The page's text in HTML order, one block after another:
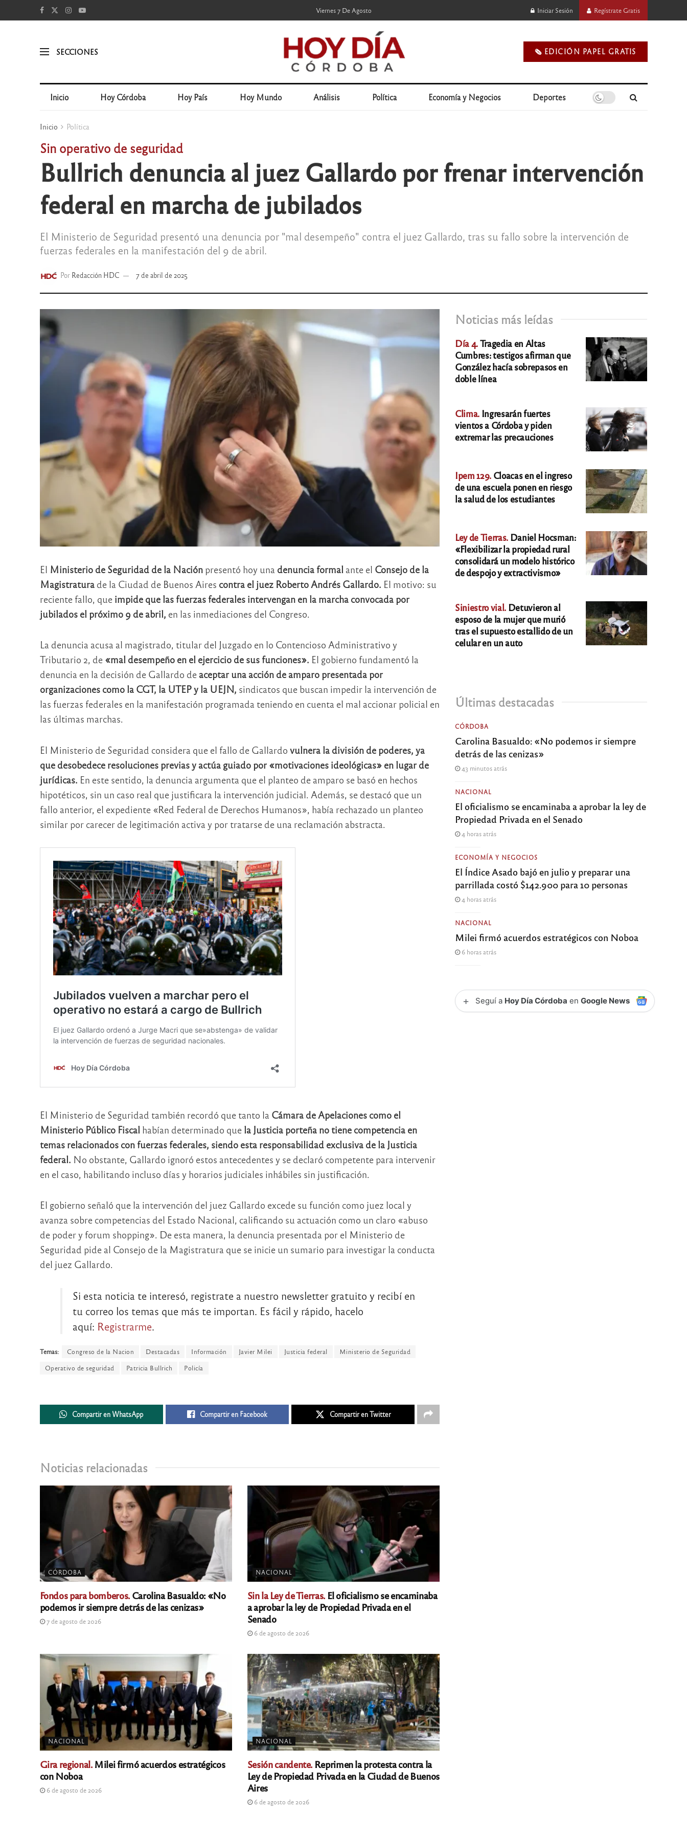
Viernes 7 De Agosto Iniciar Sesión Regístrate Gratis
SECCIONES 🗞️ EDICIÓN PAPEL GRATIS
Inicio Hoy Córdoba Hoy País Hoy Mundo Análisis Política Economía y Negocios Deportes
Inicio Política
Sin operativo de seguridad
Bullrich denuncia al juez Gallardo por frenar intervención
federal en marcha de jubilados
El Ministerio de Seguridad presentó una denuncia por "mal desempeño" contra el juez Gallardo, tras su fallo sobre la intervención de
fuerzas federales en la manifestación del 9 de abril.
Por Redacción HDC 7 de abril de 2025
El Ministerio de Seguridad de la Naciónpresentó hoy una denuncia formal ante el Consejo de la
Magistraturade la Ciudad de Buenos Aires contra el juez Roberto Andrés Gallardo. El motivo: su
reciente fallo, que impide que las fuerzas federales intervengan en la marcha convocada por
jubilados el próximo 9 de abril, en las inmediaciones del Congreso.
La denuncia acusa al magistrado, titular del Juzgado en lo Contencioso Administrativo y
Tributario 2, de «mal desempeño en el ejercicio de sus funciones». El gobierno fundamentó la
denuncia en la decisión de Gallardo de aceptar una acción de amparo presentada por
organizaciones como la CGT, la UTEP y la UEJN, sindicatos que buscan impedir la intervención de
las fuerzas federales en la manifestación programada teniendo en cuenta el mal accionar policial en
las últimas marchas.
El Ministerio de Seguridad considera que el fallo de Gallardo vulnera la división de poderes, ya
que desobedece resoluciones previas y actúa guiado por «motivaciones ideológicas» en lugar de
jurídicas. En este sentido, la denuncia argumenta que el planteo de amparo se basó en hechos
hipotéticos, sin un caso real que justificara la intervención judicial. Además, se destacó que un
fallo anterior, el expediente «Red Federal de Derechos Humanos», había rechazado un planteo
similar por carecer de legitimación activa y por tratarse de una reclamación abstracta.
El Ministerio de Seguridad también recordó que tanto la Cámara de Apelaciones como el
Ministerio Público Fiscal habían determinado que la Justicia porteña no tiene competencia en
temas relacionados con fuerzas federales, siendo esta responsabilidad exclusiva de la Justicia
federal. No obstante, Gallardo ignoró estos antecedentes y se declaró competente para intervenir
en el caso, habilitando incluso días y horarios judiciales inhábiles sin justificación.
El gobierno señaló que la intervención del juez Gallardo excede su función como juez local y
avanza sobre competencias del Estado Nacional, calificando su actuación como un claro «abuso
de poder y forum shopping». De esta manera, la denuncia presentada por el Ministerio de
Seguridad pide al Consejo de la Magistratura que se inicie un sumario para investigar la conducta
del juez Gallardo.
Si esta noticia te interesó, registrate a nuestro newsletter gratuito y recibí en
tu correo los temas que más te importan. Es fácil y rápido, hacelo
aquí: Registrarme.
Temas: Congreso de la Nacion Destacadas Información Javier Milei Justicia federal
Ministerio de Seguridad
Operativo de seguridad
Patricia Bullrich Policía
Compartir en WhatsApp Compartir en Facebook Compartir en Twitter
Noticias relacionadas
CÓRDOBA
Fondos para bomberos.Carolina Basualdo: «No
podemos ir siempre detrás de las cenizas»
7 de agosto de 2026
NACIONAL
Sin la Ley de Tierras.El oficialismo se encaminaba
a aprobar la ley de Propiedad Privada en el
Senado
6 de agosto de 2026
NACIONAL
Gira regional.Milei firmó acuerdos estratégicos
con Noboa
6 de agosto de 2026
NACIONAL
Sesión candente. Reprimen la protesta contra la
Ley de Propiedad Privada en la Ciudad de Buenos
Aires
6 de agosto de 2026
Noticias más leídas
Día 4.Tragedia en Altas
Cumbres: testigos afirman que
González hacía sobrepasos en
doble línea
Clima. Ingresarán fuertes
vientos a Córdoba y piden
extremar las precauciones
Ipem 129. Cloacas en el ingreso
de una escuela ponen en riesgo
la salud de los estudiantes
Ley de Tierras. Daniel Hocsman:
«Flexibilizar la propiedad rural
consolidará un modelo histórico
de despojo y extractivismo»
Siniestro vial. Detuvieron al
esposo de la mujer que murió
tras el supuesto estallido de un
celular en un auto
Últimas destacadas
CÓRDOBA
Carolina Basualdo: «No podemos ir siempre
detrás de las cenizas»
43 minutos atrás
NACIONAL
El oficialismo se encaminaba a aprobar la ley de
Propiedad Privada en el Senado
4 horas atrás
ECONOMÍA Y NEGOCIOS
El Índice Asado bajó en julio y preparar una
parrillada costó $142.900 para 10 personas
4 horas atrás
NACIONAL
Milei firmó acuerdos estratégicos con Noboa
6 horas atrás
+ Seguí a Hoy Día Córdoba enGoogle News